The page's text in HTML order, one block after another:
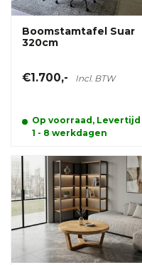
Boomstamtafel Suar
320cm
€1.700,- Incl. BTW
Op voorraad, Levertijd
1 - 8 werkdagen